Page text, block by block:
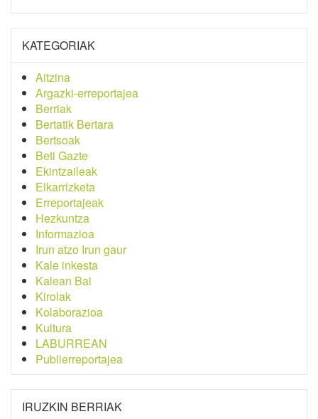
KATEGORIAK
Aitzina
Argazki-erreportajea
Berriak
Bertatik Bertara
Bertsoak
Beti Gazte
Ekintzaileak
Elkarrizketa
Erreportajeak
Hezkuntza
Informazioa
Irun atzo Irun gaur
Kale inkesta
Kalean Bai
Kirolak
Kolaborazioa
Kultura
LABURREAN
Publierreportajea
IRUZKIN BERRIAK